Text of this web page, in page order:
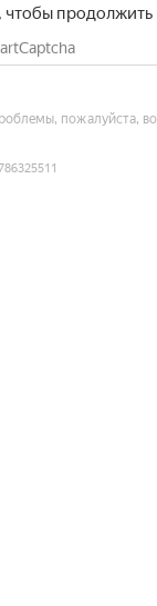
продолжить
пожалуйста,